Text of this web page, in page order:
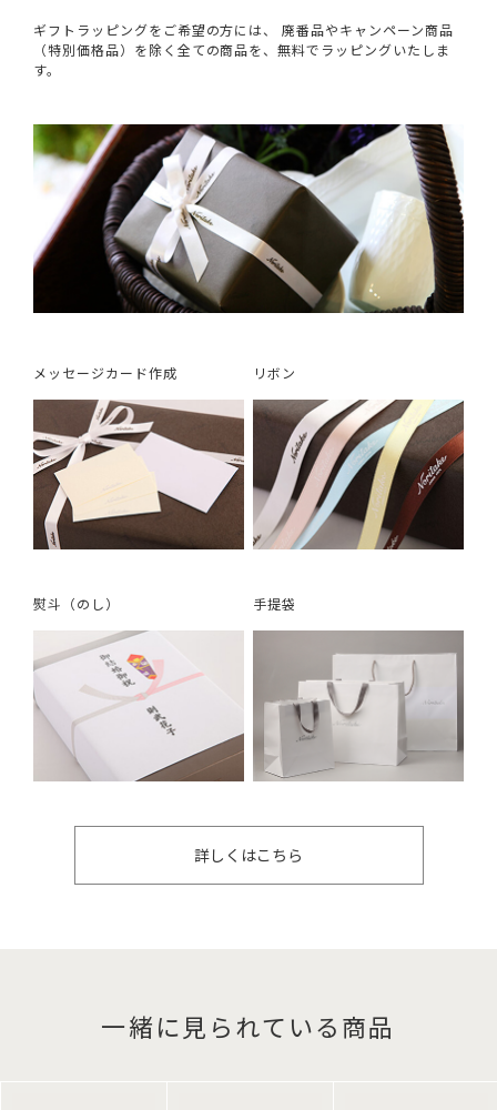
ギフトラッピングをご希望の方には、 廃番品やキャンペーン商品
（特別価格品）を除く全ての商品を、無料でラッピングいたしま
す。
メッセージカード作成 リボン
熨斗（のし） 手提袋
詳しくはこちら
一緒に見られている商品